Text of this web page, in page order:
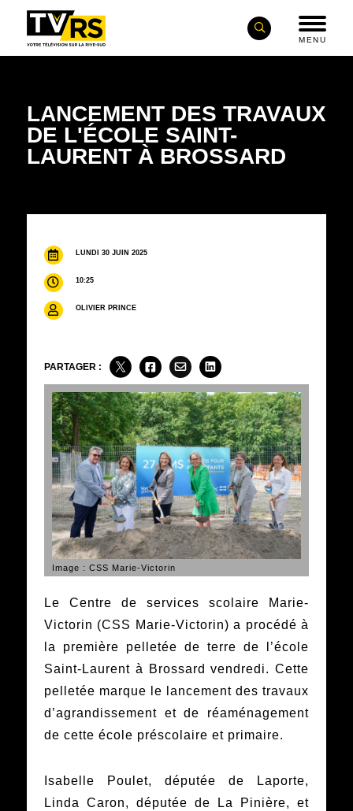
MENU
LANCEMENT DES TRAVAUX
DE L'ÉCOLE SAINT-
LAURENT À BROSSARD
LUNDI 30 JUIN 2025
10:25
OLIVIER PRINCE
PARTAGER :
Image : CSS Marie-Victorin
Le Centre de services scolaire Marie-
Victorin (CSS Marie-Victorin) a procédé à
la première pelletée de terre de l’école
Saint-Laurent à Brossard vendredi. Cette
pelletée marque le lancement des travaux
d’agrandissement et de réaménagement
de cette école préscolaire et primaire.
Isabelle Poulet, députée de Laporte,
Linda Caron, députée de La Pinière, et